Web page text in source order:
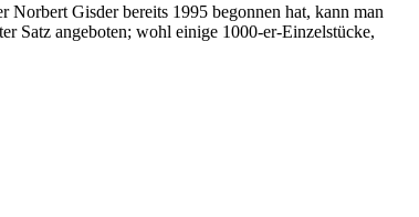
Gisder bereits 1995 begonnen hat, kann man
Satz angeboten; wohl einige 1000-er-Einzelstücke,